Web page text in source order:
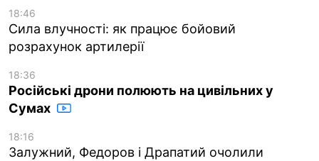
18:46
Сила влучності: як працює бойовий
розрахунок артилерії
18:36
Російські дрони полюють на цивільних у
Сумах
18:16
Залужний, Федоров і Драпатий очолили